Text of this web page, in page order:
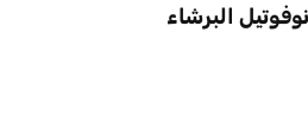
البرشاء